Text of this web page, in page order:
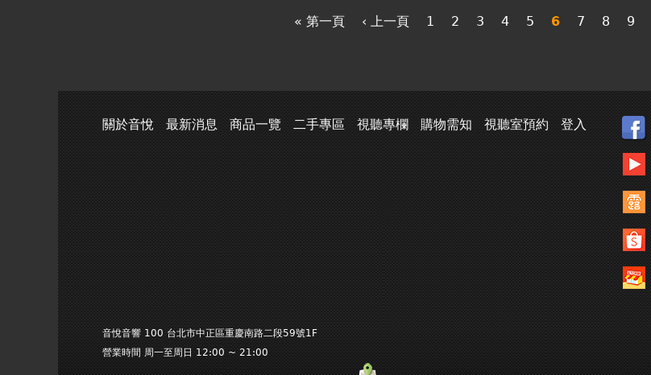
« 第一頁 ‹ 上一頁 1 2 3 4 5 6 7 8 9
關於音悅 最新消息 商品一覽 二手專區 視聽專欄 購物需知 視聽室預約 登入
音悅音響 100 台北市中正區重慶南路二段59號1F
營業時間 周一至周日 12:00 ~ 21:00